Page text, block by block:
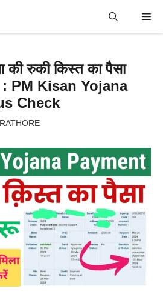
की रुकी किस्त का पैसा
: PM Kisan Yojana
Check